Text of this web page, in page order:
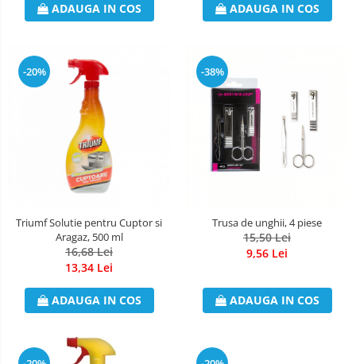
ADAUGA IN COS ADAUGA IN COS
-20%
Triumf Solutie pentru Cuptor si
Aragaz, 500 ml
16,68 Lei
13,34 Lei
ADAUGA IN COS
-38%
Trusa de unghii, 4 piese
15,50 Lei
9,56 Lei
ADAUGA IN COS